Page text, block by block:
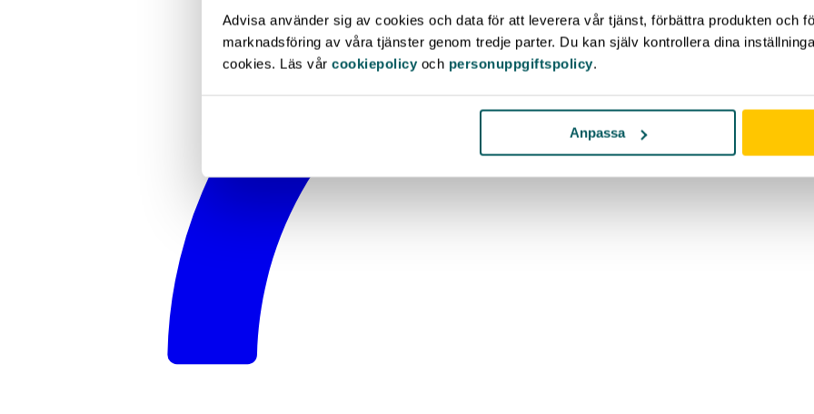
Advisa använder sig av cookies och data för att leverera vår tjänst, förbättra produkten och
marknadsföring av våra tjänster genom tredje parter. Du kan själv kontrollera dina
cookies. Läs vår cookiepolicy och personuppgiftspolicy.
Anpassa